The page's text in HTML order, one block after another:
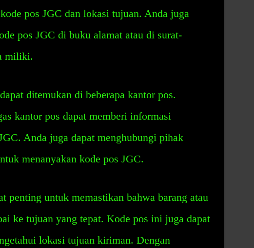
pos JGC dan lokasi tujuan. Anda juga
pos JGC di buku alamat atau di surat-
miliki.
ditemukan di beberapa kantor pos.
kantor pos dapat memberi informasi
Anda juga dapat menghubungi pihak
menanyakan kode pos JGC.
penting untuk memastikan bahwa barang atau
ke tujuan yang tepat. Kode pos ini juga dapat
lokasi tujuan kiriman. Dengan